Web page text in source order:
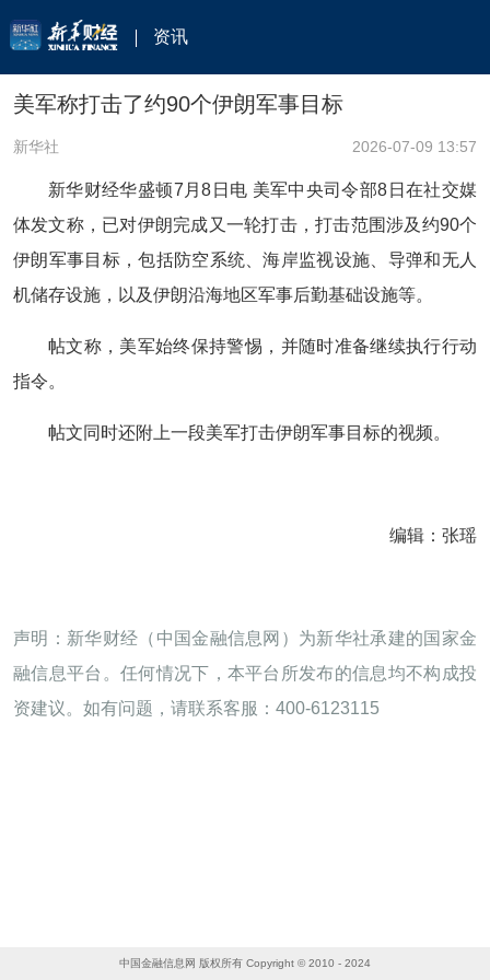
资讯
美军称打击了约90个伊朗军事目标
新华社 2026-07-09 13:57
新华财经华盛顿7月8日电 美军中央司令部8日在社交媒
体发文称，已对伊朗完成又一轮打击，打击范围涉及约90个
伊朗军事目标，包括防空系统、海岸监视设施、导弹和无人
机储存设施，以及伊朗沿海地区军事后勤基础设施等。
帖文称，美军始终保持警惕，并随时准备继续执行行动
指令。
帖文同时还附上一段美军打击伊朗军事目标的视频。
编辑：张瑶
声明：新华财经（中国金融信息网）为新华社承建的国家金
融信息平台。任何情况下，本平台所发布的信息均不构成投
资建议。如有问题，请联系客服：400-6123115
中国金融信息网 版权所有 Copyright © 2010 - 2024